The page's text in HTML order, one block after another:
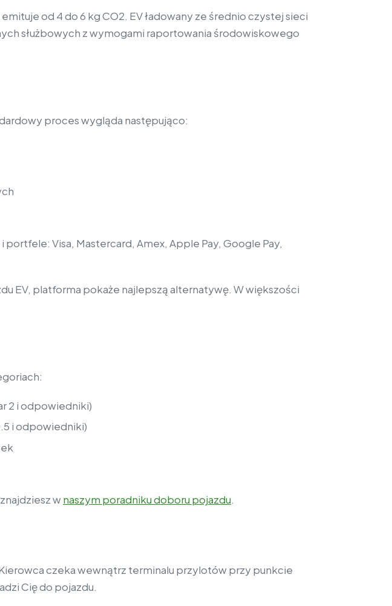
od 4 do 6 kg CO2. EV ładowany ze średnio czystej sieci
służbowych z wymogami raportowania środowiskowego
proces wygląda następująco:
Visa, Mastercard, Amex, Apple Pay, Google Pay,
EV, platforma pokaże najlepszą alternatywę. W większości
2 i odpowiedniki)
i odpowiedniki)
wnaszym poradniku doboru pojazdu.
czeka wewnątrz terminalu przylotów przy punkcie
Cię do pojazdu.